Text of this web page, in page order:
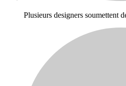
Plusieurs designers soumettent